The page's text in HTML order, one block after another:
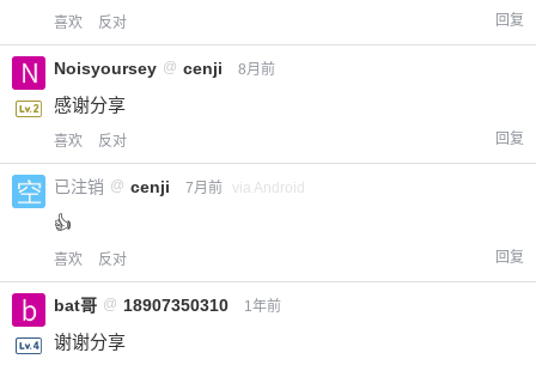
喜欢 反对 回复
Noisyoursey @ cenji 8月前
感谢分享
喜欢 反对 回复
已注销 @ cenji 7月前 via Android
👍
喜欢 反对 回复
bat哥 @ 18907350310 1年前
谢谢分享